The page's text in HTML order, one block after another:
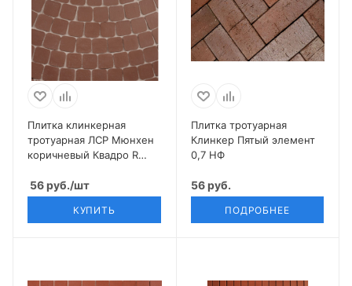
Плитка клинкерная
тротуарная ЛСР Мюнхен
коричневый Квадро R
56руб./шт
КУПИТЬ
Плитка тротуарная
Клинкер Пятый элемент
0,7 НФ
56 руб.
ПОДРОБНЕЕ